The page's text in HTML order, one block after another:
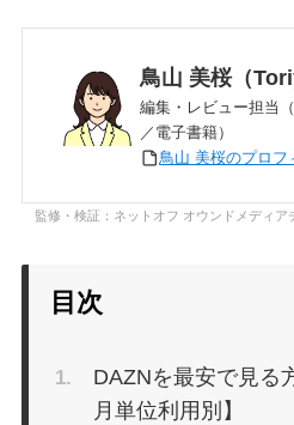
鳥山 美桜（
編集・レビュー担当
／電子書籍）
鳥山 美桜のプロフ
監修・検証：ネットオフ オウンドメディア
目次
DAZNを最安で見る
月単位利用別】